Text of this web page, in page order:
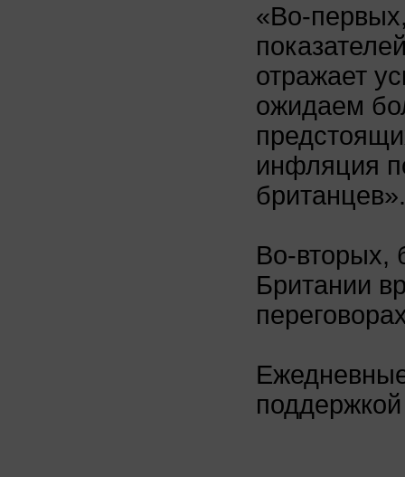
«Во-
отражает
ожидаем
инфляция
Во-вторых,
Британии